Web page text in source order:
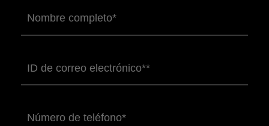
Nombre
completo(Obligatorio)
Correo
electrónico(Obligatorio)
Número